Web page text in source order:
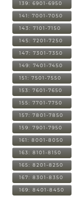
139: 6901-6950
141: 7001-7050
143: 7101-7150
145: 7201-7250
147: 7301-7350
149: 7401-7450
151: 7501-7550
153: 7601-7650
155: 7701-7750
157: 7801-7850
159: 7901-7950
161: 8001-8050
163: 8101-8150
165: 8201-8250
167: 8301-8350
169: 8401-8450